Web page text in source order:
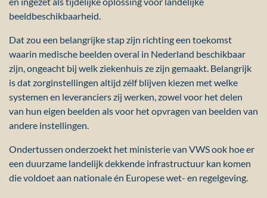
beeldbeschikbaarheid.
Dat zou een belangrijke stap zijn richting een toekomst
waarin medische beelden overal in Nederland beschikbaar
zijn, ongeacht bij welk ziekenhuis ze zijn gemaakt. Belangrijk
is dat zorginstellingen altijd zélf blijven kiezen met welke
systemen en leveranciers zij werken, zowel voor het delen
van hun eigen beelden als voor het opvragen van beelden van
andere instellingen.
Ondertussen onderzoekt het ministerie van VWS ook hoe er
een duurzame landelijk dekkende infrastructuur kan komen
die voldoet aan nationale én Europese wet- en regelgeving.